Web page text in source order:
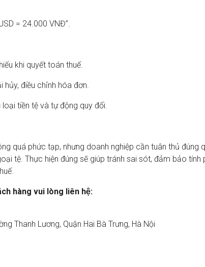
= 24.000 VNĐ”.
khi quyết toán thuế.
điều chỉnh hóa đơn.
tiền tệ và tự động quy đổi.
quá phức tạp, nhưng doanh nghiệp cần tuân thủ đúng
tệ. Thực hiện đúng sẽ giúp tránh sai sót, đảm bảo tính
hàng vui lòng liên hệ:
Thanh Lương, Quận Hai Bà Trưng, Hà Nội